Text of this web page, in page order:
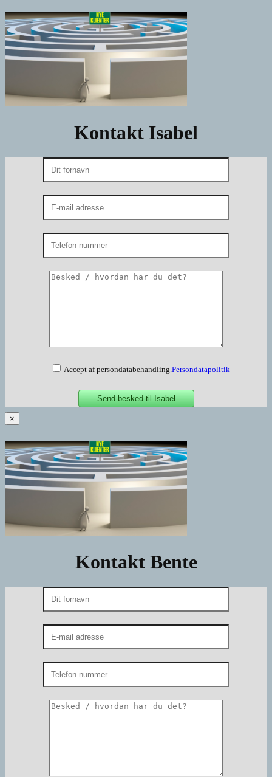
Kontakt Isabel
Accept af persondatabehandling. Persondatapolitik
×
Kontakt Bente